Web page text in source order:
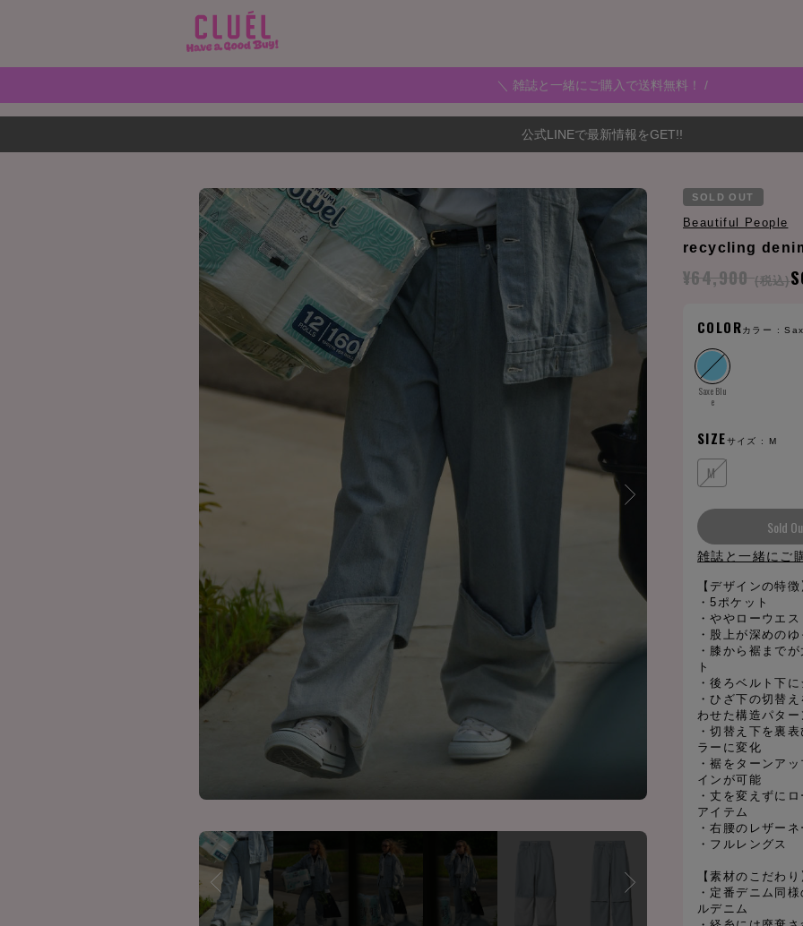
＼ 雑誌と一緒にご購入で送料無料！ /
公式LINEで最新情報をGET!!
SOLD OUT
Beautiful People
recycling
¥64,900 (税込)
COLORカラー :
Saxe Blu
e
SIZEサイズ : M
M
Sold
雑誌と一緒にご
【デザインの特
・5ポケット
・ややローウエ
・股上が深めの
・膝から裾まで
ト
・後ろベルト下
・ひざ下の切替
わせた構造パター
・切替え下を裏
ラーに変化
・裾をターンア
インが可能
・丈を変えずに
アイテム
・右腰のレザー
・フルレングス
【素材のこだわ
・定番デニム同
ルデニム